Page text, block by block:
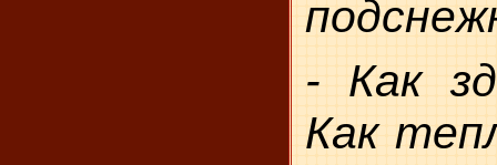
- Как
Как